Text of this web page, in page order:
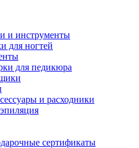
и инструменты
для ногтей
для педикюра
и расходники
сертификаты